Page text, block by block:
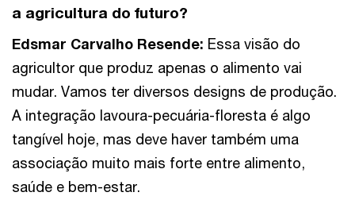
a agricultura do futuro?
Edsmar Carvalho Resende: Essa visão do
agricultor que produz apenas o alimento vai
mudar. Vamos ter diversos designs de produção.
A integração lavoura-pecuária-floresta é algo
tangível hoje, mas deve haver também uma
associação muito mais forte entre alimento,
saúde e bem-estar.